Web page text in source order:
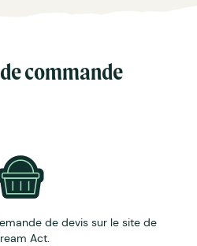
ou quadri
un marquage 4 ou
+ carton. Livraison 1 point
commande
de devis sur le site de
Act.